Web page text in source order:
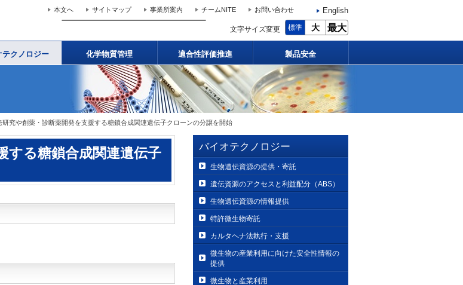
本文へ サイトマップ 事業所案内 チームNITE お問い合わせ English
文字サイズ変更 標準 大 最大
テクノロジー 化学物質管理 適合性評価推進 製品安全
研究や創薬・診断薬開発を支援する糖鎖合成関連遺伝子クローンの分譲を開始
する糖鎖合成関連遺伝子
バイオテクノロジー
生物遺伝資源の提供・寄託
遺伝資源のアクセスと利益配分（ABS）
生物遺伝資源の情報提供
特許微生物寄託
カルタヘナ法執行・支援
微生物の産業利用に向けた安全性情報の
提供
微生物と産業利用